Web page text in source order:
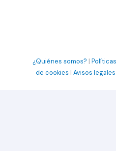
¿Quiénes somos? |
de cookies | Avisos legales